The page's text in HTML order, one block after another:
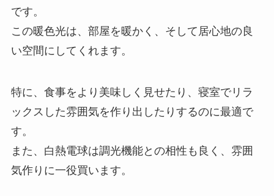
です。
この暖色光は、部屋を暖かく、そして居心地の良
い空間にしてくれます。
特に、食事をより美味しく見せたり、寝室でリラ
ックスした雰囲気を作り出したりするのに最適で
す。
また、白熱電球は調光機能との相性も良く、雰囲
気作りに一役買います。